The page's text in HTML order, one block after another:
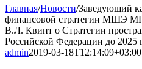
Главная/Новости/Заведующий
финансовой стратегии МШЭ
В.Л. Квинт о Стратегии
Российской Федерации до 2025
admin2019-03-18T12:14:09+03:00